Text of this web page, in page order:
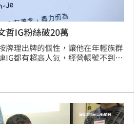
哲IG粉絲破20萬
牌理出牌的個性，讓他在年輕族群
IG都有超高人氣，經營帳號不到半
萬名粉絲，新北市長朱立倫則是在